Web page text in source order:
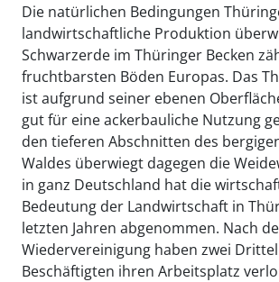
Die natürlichen Bedingungen
landwirtschaftliche Produktion
Schwarzerde im Thüringer Becken
fruchtbarsten Böden Europas. Das
ist aufgrund seiner ebenen
gut für eine ackerbauliche Nutzung
den tieferen Abschnitten des
Waldes überwiegt dagegen die
in ganz Deutschland hat die
Bedeutung der Landwirtschaft in
letzten Jahren abgenommen. Nach
Wiedervereinigung haben zwei
Beschäftigten ihren Arbeitsplatz